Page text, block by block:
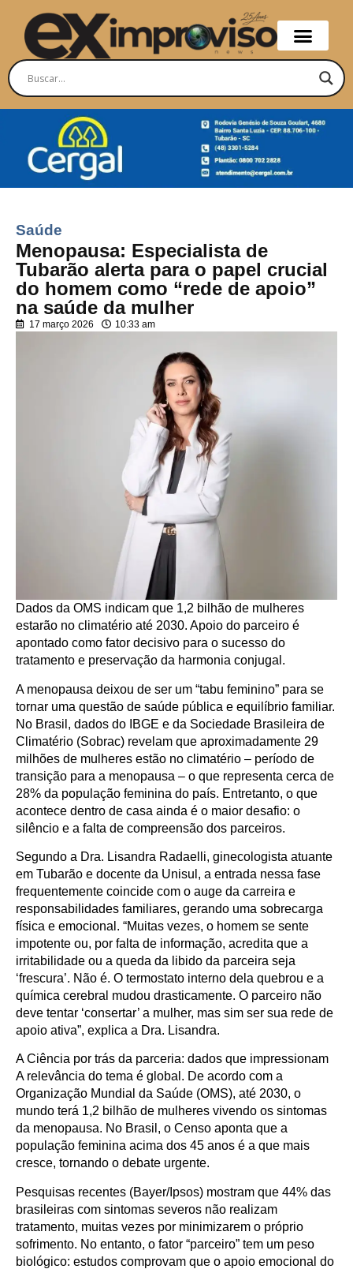
Saúde
Menopausa: Especialista de
Tubarão alerta para o papel crucial
do homem como “rede de apoio”
na saúde da mulher
17 março 2026 10:33 am
Dados da OMS indicam que 1,2 bilhão de mulheres
estarão no climatério até 2030. Apoio do parceiro é
apontado como fator decisivo para o sucesso do
tratamento e preservação da harmonia conjugal.
A menopausa deixou de ser um “tabu feminino” para se
tornar uma questão de saúde pública e equilíbrio familiar.
No Brasil, dados do IBGE e da Sociedade Brasileira de
Climatério (Sobrac) revelam que aproximadamente 29
milhões de mulheres estão no climatério – período de
transição para a menopausa – o que representa cerca de
28% da população feminina do país. Entretanto, o que
acontece dentro de casa ainda é o maior desafio: o
silêncio e a falta de compreensão dos parceiros.
Segundo a Dra. Lisandra Radaelli, ginecologista atuante
em Tubarão e docente da Unisul, a entrada nessa fase
frequentemente coincide com o auge da carreira e
responsabilidades familiares, gerando uma sobrecarga
física e emocional. “Muitas vezes, o homem se sente
impotente ou, por falta de informação, acredita que a
irritabilidade ou a queda da libido da parceira seja
‘frescura’. Não é. O termostato interno dela quebrou e a
química cerebral mudou drasticamente. O parceiro não
deve tentar ‘consertar’ a mulher, mas sim ser sua rede de
apoio ativa”, explica a Dra. Lisandra.
A Ciência por trás da parceria: dados que impressionam
A relevância do tema é global. De acordo com a
Organização Mundial da Saúde (OMS), até 2030, o
mundo terá 1,2 bilhão de mulheres vivendo os sintomas
da menopausa. No Brasil, o Censo aponta que a
população feminina acima dos 45 anos é a que mais
cresce, tornando o debate urgente.
Pesquisas recentes (Bayer/Ipsos) mostram que 44% das
brasileiras com sintomas severos não realizam
tratamento, muitas vezes por minimizarem o próprio
sofrimento. No entanto, o fator “parceiro” tem um peso
biológico: estudos comprovam que o apoio emocional do